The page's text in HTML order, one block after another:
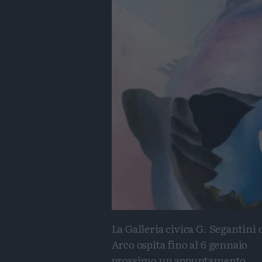
La Galleria civica G. Segantini
Arco ospita fino al 6 gennaio